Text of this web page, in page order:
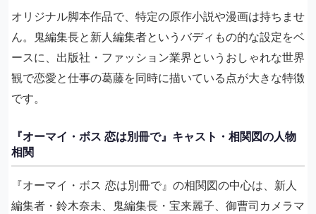
オリジナル脚本作品で、特定の原作小説や漫画は持ちませ
ん。鬼編集長と新人編集者というバディもの的な設定をベ
ースに、出版社・ファッション業界というおしゃれな世界
観で恋愛と仕事の葛藤を同時に描いている点が大きな特徴
です。
『オーマイ・ボス 恋は別冊で』キャスト・相関図の人物
相関
『オーマイ・ボス 恋は別冊で』の相関図の中心は、新人
編集者・鈴木奈未、鬼編集長・宝来麗子、御曹司カメラマ